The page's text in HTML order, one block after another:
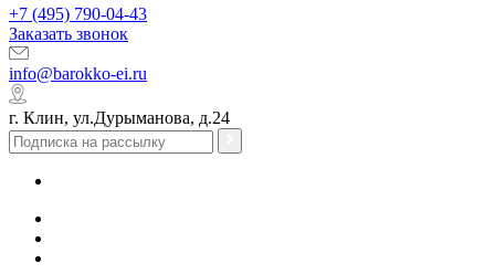
+7 (495) 790-04-43
Заказать звонок
info@barokko-ei.ru
г. Клин, ул.Дурыманова, д.24